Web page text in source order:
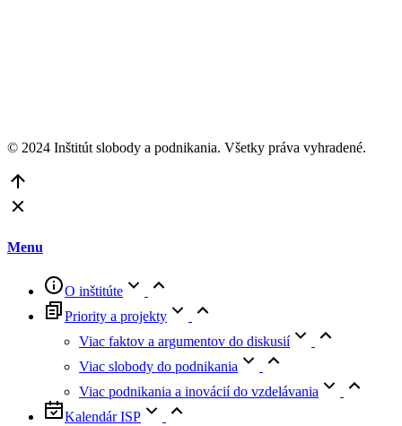
© 2024 Inštitút slobody a podnikania. Všetky práva vyhradené.
Menu
O inštitúte
Priority a projekty
Viac faktov a argumentov do diskusií
Viac slobody do podnikania
Viac podnikania a inovácií do vzdelávania
Kalendár ISP